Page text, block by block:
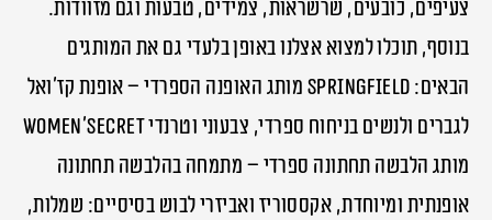
צעיפים, כובעים, שרשראות, צמידים, טבעות וגם מזוודות.
בנוסף, תוכלו למצוא אצלנו באופן בלעדי גם את המותגים
הבאים: Springfield מותג האופנה הספרדי – אופנת קז’ואל
לגברים ולנשים בניחוח ספרדי, צבעוני וטרנדי Women’secret
מותג הלבשה תחתונה ספרדי – מתמחה בהלבשה תחתונה
אופנתית ומיוחדת, אקססוריז ואביזרי לבוש בסיסיים: שמלות,